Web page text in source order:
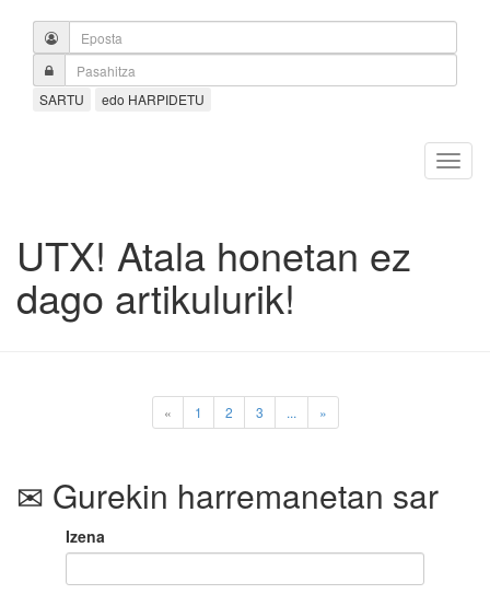
SARTU edo HARPIDETU
UTX! Atala honetan ez
dago artikulurik!
« 1 2 3 ... »
Gurekin harremanetan sar
Izena